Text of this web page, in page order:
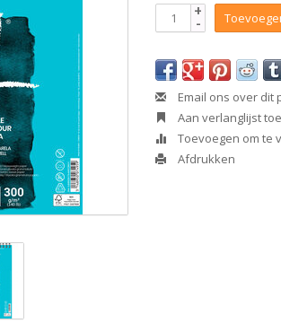
+
-
Email ons over dit
Aan verlanglijst
Toevoegen om te
Afdrukken